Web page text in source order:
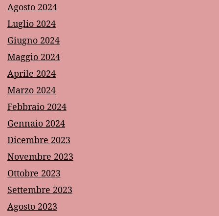
Agosto 2024
Luglio 2024
Giugno 2024
Maggio 2024
Aprile 2024
Marzo 2024
Febbraio 2024
Gennaio 2024
Dicembre 2023
Novembre 2023
Ottobre 2023
Settembre 2023
Agosto 2023